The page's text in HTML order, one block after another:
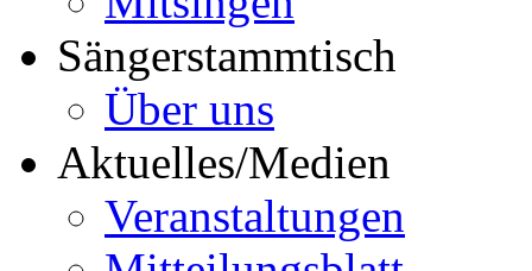
Sängerstammtisch
Über uns
Aktuelles/Medien
Veranstaltungen